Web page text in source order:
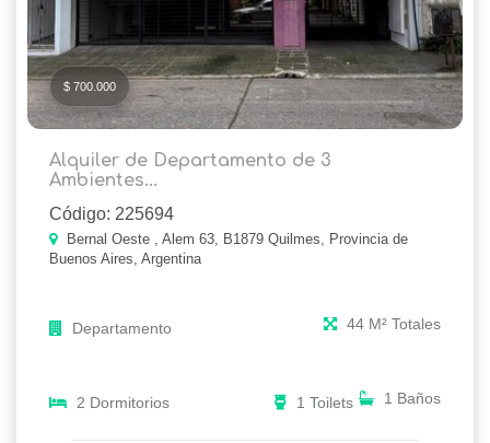
$ 700.000
Alquiler de Departamento de 3
Ambientes...
Código: 225694
Bernal Oeste , Alem 63, B1879 Quilmes, Provincia de
Buenos Aires, Argentina
Departamento 44 M² Totales
2 Dormitorios 1 Baños
1 Toilets